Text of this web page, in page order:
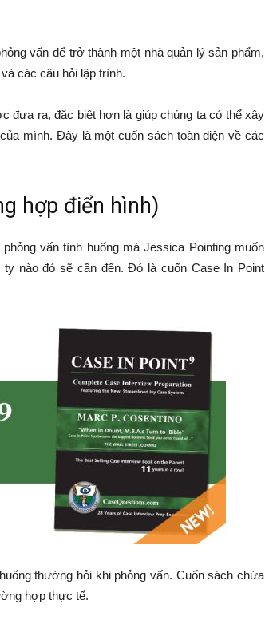
vấn để trở thành một nhà quản lý sản phẩm,
các câu hỏi lập trình.
đưa ra, đặc biệt hơn là giúp chúng ta có thể xây
mình. Đây là một cuốn sách toàn diện về các
hợp điển hình)
vấn tình huống mà Jessica Pointing muốn
nào đó sẽ cần đến. Đó là cuốn Case In Point
thường hỏi khi phỏng vấn. Cuốn sách chứa
hợp thực tế.